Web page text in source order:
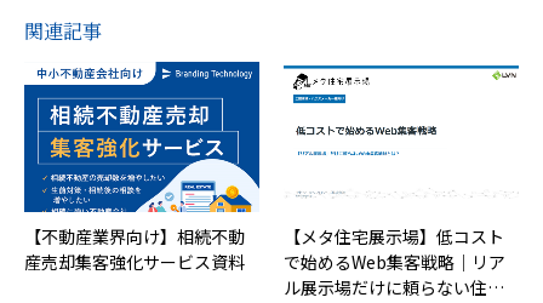
関連記事
【不動産業界向け】相続不動
産売却集客強化サービス資料
【メタ住宅展示場】低コスト
で始めるWeb集客戦略｜リア
ル展示場だけに頼らない住…